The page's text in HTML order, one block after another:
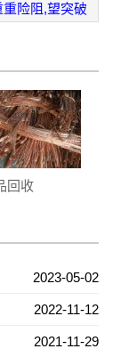
险阻,望突破
回收
2023-05-02
2022-11-12
2021-11-29